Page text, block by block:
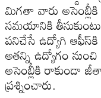
మిగ‌తా వారు
స‌మ‌యానికి
ప‌నిచేసే ఉద్యోగి
అత‌న్ని ఉద్యోగం
అసెంబ్లీకి రాకుండా
ప్ర‌శ్నించారు.